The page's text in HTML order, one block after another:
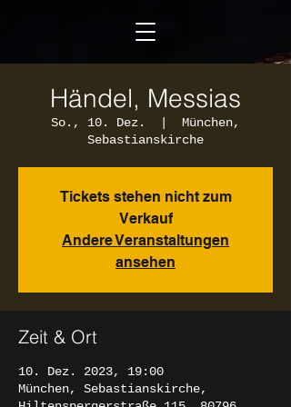
Händel, Messias
So., 10. Dez.
München,
Sebastianskirche
Tickets stehen nicht zum
Verkauf
Andere Veranstaltungen
ansehen
Zeit & Ort
10. Dez. 2023, 19:00
München, Sebastianskirche,